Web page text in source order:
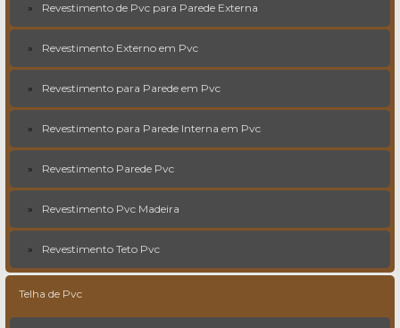
Revestimento de Pvc para Parede Externa
Revestimento Externo em Pvc
Revestimento para Parede em Pvc
Revestimento para Parede Interna em Pvc
Revestimento Parede Pvc
Revestimento Pvc Madeira
Revestimento Teto Pvc
Telha de Pvc